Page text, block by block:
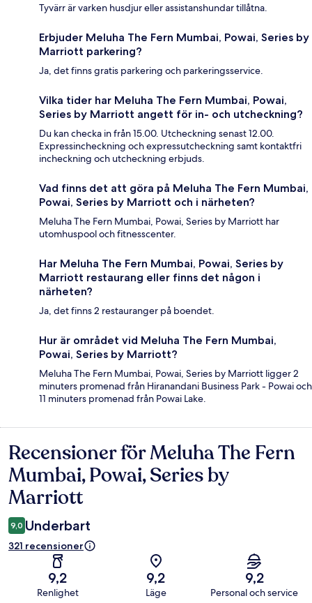
Tyvärr är varken husdjur eller assistanshundar tillåtna.
Erbjuder Meluha The Fern Mumbai, Powai, Series by
Marriott parkering?
Ja, det finns gratis parkering och parkeringsservice.
Vilka tider har Meluha The Fern Mumbai, Powai,
Series by Marriott angett för in- och utcheckning?
Du kan checka in från 15.00. Utcheckning senast 12.00.
Expressincheckning och expressutcheckning samt kontaktfri
incheckning och utcheckning erbjuds.
Vad finns det att göra på Meluha The Fern Mumbai,
Powai, Series by Marriott och i närheten?
Meluha The Fern Mumbai, Powai, Series by Marriott har
utomhuspool och fitnesscenter.
Har Meluha The Fern Mumbai, Powai, Series by
Marriott restaurang eller finns det någon i
närheten?
Ja, det finns 2 restauranger på boendet.
Hur är området vid Meluha The Fern Mumbai,
Powai, Series by Marriott?
Meluha The Fern Mumbai, Powai, Series by Marriott ligger 2
minuters promenad från Hiranandani Business Park - Powai och
11 minuters promenad från Powai Lake.
Recensioner
Recensioner för Meluha The Fern
Mumbai, Powai, Series by
Marriott
9,0 Underbart
321 recensioner
9,2
Renlighet
9,2
Läge
9,2
Personal och service